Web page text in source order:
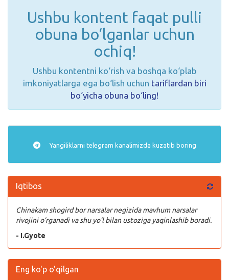
Ushbu kontent faqat pulli
obuna bo‘lganlar uchun
ochiq!
Ushbu kontentni ko‘rish va boshqa ko‘plab
imkoniyatlarga ega bo‘lish uchun tariflardan biri
bo‘yicha obuna bo‘ling!
Yangiliklarni telegram kanalimizda kuzatib boring
Iqtibos
Chinakam shogird bor narsalar negizida mavhum narsalar
rivojini o’rganadi va shu yo’l bilan ustoziga yaqinlashib boradi.
- I.Gyote
Eng ko'p o'qilgan